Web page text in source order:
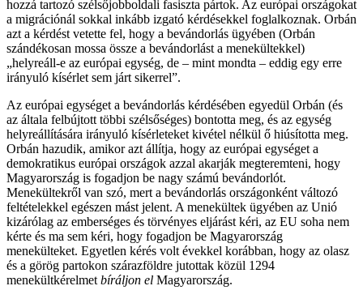
hozzá tartozó szélsőjobboldali fasiszta pártok. Az európai országokat
a migrációnál sokkal inkább izgató kérdésekkel foglalkoznak. Orbán
azt a kérdést vetette fel, hogy a bevándorlás ügyében (Orbán
szándékosan mossa össze a bevándorlást a menekültekkel)
„helyreáll-e az európai egység, de – mint mondta – eddig egy erre
irányuló kísérlet sem járt sikerrel”.
Az európai egységet a bevándorlás kérdésében egyedül Orbán (és
az általa felbújtott többi szélsőséges) bontotta meg, és az egység
helyreállítására irányuló kísérleteket kivétel nélkül ő hiúsította meg.
Orbán hazudik, amikor azt állítja, hogy az európai egységet a
demokratikus európai országok azzal akarják megteremteni, hogy
Magyarország is fogadjon be nagy számú bevándorlót.
Menekültekről van szó, mert a bevándorlás országonként változó
feltételekkel egészen mást jelent. A menekültek ügyében az Unió
kizárólag az emberséges és törvényes eljárást kéri, az EU soha nem
kérte és ma sem kéri, hogy fogadjon be Magyarország
menekülteket. Egyetlen kérés volt évekkel korábban, hogy az olasz
és a görög partokon szárazföldre jutottak közül 1294
menekültkérelmet bíráljon el Magyarország.